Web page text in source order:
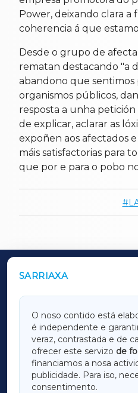
Power, deixando clara a
coherencia á que
Desde o grupo de
rematan destacando "a
abandono que sentimos
organismos públicos,
resposta a unha
de explicar, aclarar as
expoñen aos afectados
máis satisfactorias para
que por e para o pobo
SARRIAXA
O noso contido está
é independente e
veraz, contrastada e de
ofrecer este servizo de
financiamos a nosa
publicidade. Para iso,
consentimento.
OUTROS